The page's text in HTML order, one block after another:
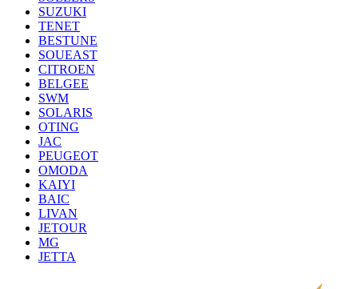
SUZUKI
TENET
BESTUNE
SOUEAST
CITROEN
BELGEE
SWM
SOLARIS
OTING
JAC
PEUGEOT
OMODA
KAIYI
BAIC
LIVAN
JETOUR
MG
JETTA